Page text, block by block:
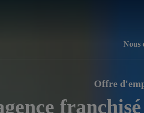
Nous
Offre